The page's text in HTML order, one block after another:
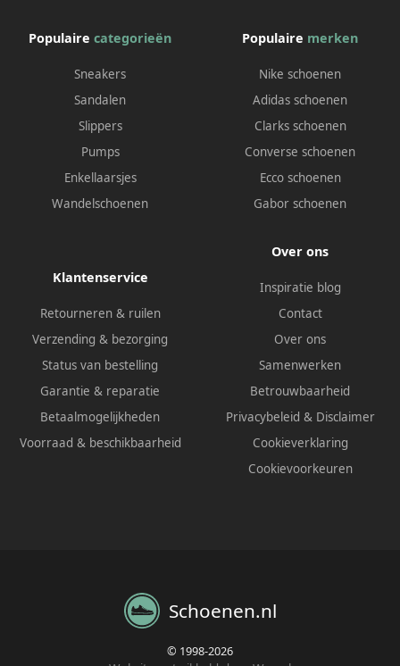
Populaire categorieën
Sneakers
Sandalen
Slippers
Pumps
Enkellaarsjes
Wandelschoenen
Populaire merken
Nike schoenen
Adidas schoenen
Clarks schoenen
Converse schoenen
Ecco schoenen
Gabor schoenen
Klantenservice
Retourneren & ruilen
Verzending & bezorging
Status van bestelling
Garantie & reparatie
Betaalmogelijkheden
Voorraad & beschikbaarheid
Over ons
Inspiratie blog
Contact
Over ons
Samenwerken
Betrouwbaarheid
Privacybeleid & Disclaimer
Cookieverklaring
Cookievoorkeuren
Schoenen.nl
© 1998-2026